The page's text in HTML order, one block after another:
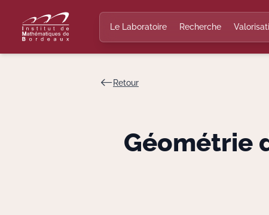
Le Laboratoire Recherche
Retour
Géométrie